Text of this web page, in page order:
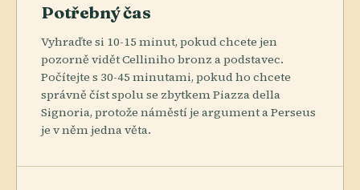
Potřebný čas
Vyhraďte si 10-15 minut, pokud chcete jen
pozorně vidět Celliniho bronz a podstavec.
Počítejte s 30-45 minutami, pokud ho chcete
správně číst spolu se zbytkem Piazza della
Signoria, protože náměstí je argument a Perseus
je v něm jedna věta.